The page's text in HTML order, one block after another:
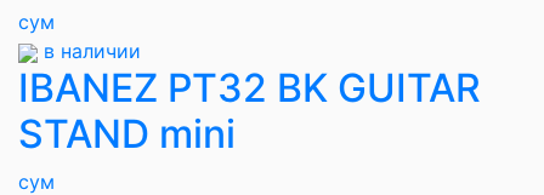
сум
в наличии
IBANEZ PT32 BK GUITAR
STAND mini
сум